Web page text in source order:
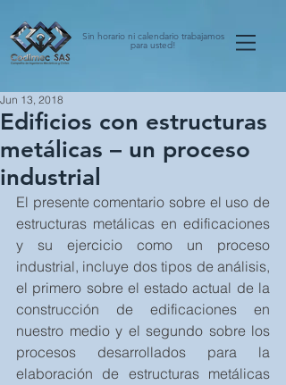
Sin horario ni calendario trabajamos
para usted!
Edificios con estructuras
metálicas – un proceso
industrial
Jun 13, 2018
El presente comentario sobre el uso de
estructuras metálicas en edificaciones
y su ejercicio como un proceso
industrial, incluye dos tipos de análisis,
el primero sobre el estado actual de la
construcción de edificaciones en
nuestro medio y el segundo sobre los
procesos desarrollados para la
elaboración de estructuras metálicas